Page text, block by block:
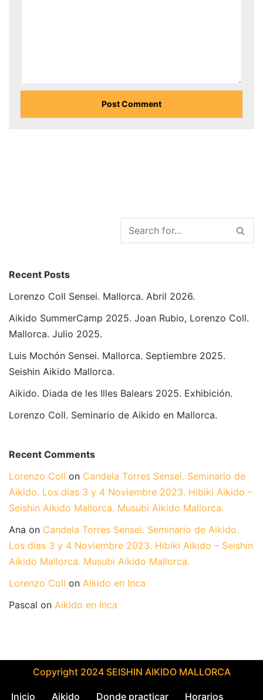
Recent Posts
Lorenzo Coll Sensei. Mallorca. Abril 2026.
Aikido SummerCamp 2025. Joan Rubio, Lorenzo Coll.
Mallorca. Julio 2025.
Luis Mochón Sensei. Mallorca. Septiembre 2025.
Seishin Aikido Mallorca.
Aikido. Diada de les Illes Balears 2025. Exhibición.
Lorenzo Coll. Seminario de Aikido en Mallorca.
Recent Comments
Lorenzo Coll on Candela Torres Sensei. Seminario de
Aikido. Los días 3 y 4 Noviembre 2023. Hibiki Aikido –
Seishin Aikido Mallorca. Musubi Aikido Mallorca.
Ana on Candela Torres Sensei. Seminario de Aikido.
Los días 3 y 4 Noviembre 2023. Hibiki Aikido – Seishin
Aikido Mallorca. Musubi Aikido Mallorca.
Lorenzo Coll on Aikido en Inca
Pascal on Aikido en Inca
Copyright 2024 SEISHIN AIKIDO MALLORCA
Inicio Aikido Donde practicar Horarios